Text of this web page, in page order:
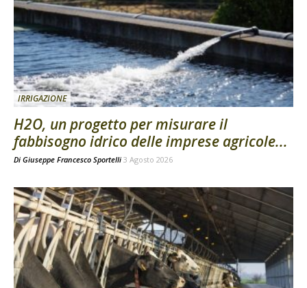
IRRIGAZIONE
H2O, un progetto per misurare il
fabbisogno idrico delle imprese agricole...
Di Giuseppe Francesco Sportelli 3 Agosto 2026